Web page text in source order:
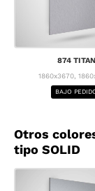
874 TITAN
1860x3670,
BAJO
Otros
tipo SOLID